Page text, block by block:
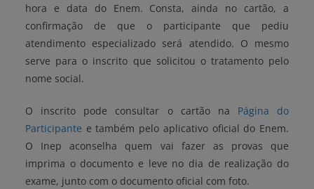
hora e data do Enem. Consta, ainda no cartão, a
confirmação de que o participante que pediu
atendimento especializado será atendido. O mesmo
serve para o inscrito que solicitou o tratamento pelo
nome social.
O inscrito pode consultar o cartão na Página do
Participante e também pelo aplicativo oficial do Enem.
O Inep aconselha quem vai fazer as provas que
imprima o documento e leve no dia de realização do
exame, junto com o documento oficial com foto.